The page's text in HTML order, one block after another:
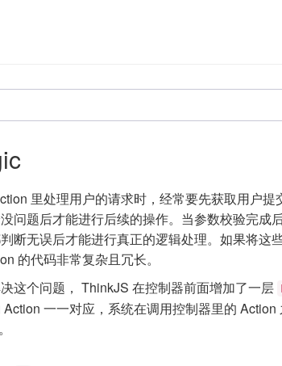
里处理用户的请求时，经常要先获取用户
问题后才能进行后续的操作。当参数校验完成
断无误后才能进行真正的逻辑处理。如果将这
的代码非常复杂且冗长。
这个问题， ThinkJS 在控制器前面增加了一层
Action 一一对应，系统在调用控制器里的